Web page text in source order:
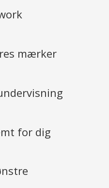
mærker
for dig